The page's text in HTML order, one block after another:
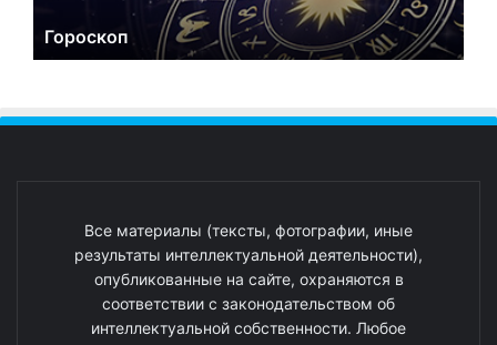
Гороскоп
Все материалы (тексты, фотографии, иные
результаты интеллектуальной деятельности),
опубликованные на сайте, охраняются в
соответствии с законодательством об
интеллектуальной собственности. Любое